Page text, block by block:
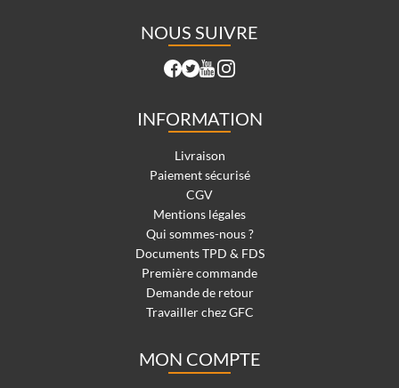
NOUS SUIVRE
INFORMATION
Livraison
Paiement sécurisé
CGV
Mentions légales
Qui sommes-nous ?
Documents TPD & FDS
Première commande
Demande de retour
Travailler chez GFC
MON COMPTE